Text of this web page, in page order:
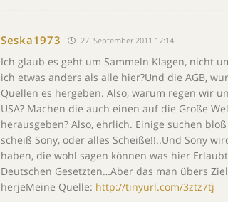
Seska1973 27. September 2011 17:14
Ich glaub es geht um Sammeln Klagen, nicht
ich etwas anders als alle hier?Und die AGB,
Quellen es hergeben. Also, warum regen wir
USA? Machen die auch einen auf die Große
herausgeben? Also, ehrlich. Einige suchen
scheiß Sony, oder alles Scheiße!!..Und Sony
haben, die wohl sagen können was hier
Deutschen Gesetzten…Aber das man übers
herjeMeine Quelle: http://tinyurl.com/3ztz7tj